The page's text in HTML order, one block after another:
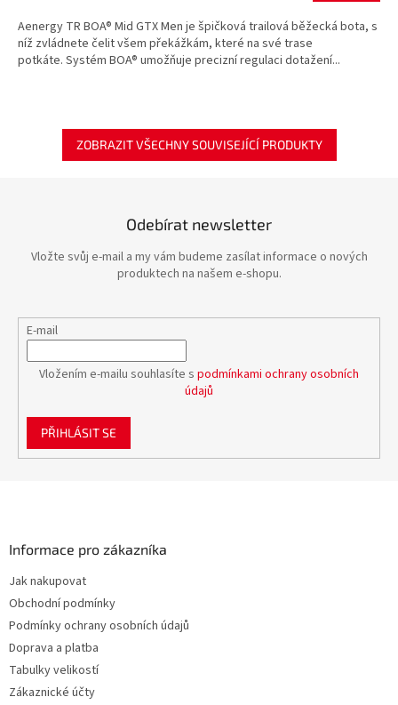
Aenergy TR BOA® Mid GTX Men je špičková trailová běžecká bota, s
níž zvládnete čelit všem překážkám, které na své trase
potkáte. Systém BOA® umožňuje precizní regulaci dotažení...
ZOBRAZIT VŠECHNY SOUVISEJÍCÍ PRODUKTY
Odebírat newsletter
Vložte svůj e-mail a my vám budeme zasílat informace o nových
produktech na našem e-shopu.
E-mail
Vložením e-mailu souhlasíte s podmínkami ochrany osobních
údajů
PŘIHLÁSIT SE
Informace pro zákazníka
Jak nakupovat
Obchodní podmínky
Podmínky ochrany osobních údajů
Doprava a platba
Tabulky velikostí
Zákaznické účty